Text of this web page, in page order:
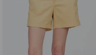
Camperas
Musculosas
Camperas
Chalecos
Camperas
Chalecos
Camperas
Pijamas
Sets